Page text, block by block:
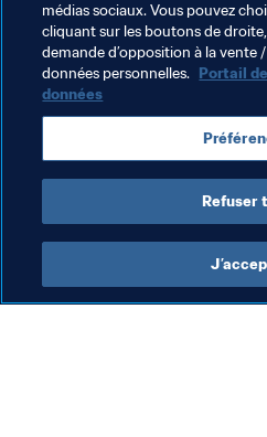
Cliquez ici pour demander
Thèmes en lien
Coupe arabe de la FIFA 2021
médias sociaux. Vous pouvez
cliquant sur les boutons de
demande d’opposition à la vente
données personnelles. Portail
données
Refuser